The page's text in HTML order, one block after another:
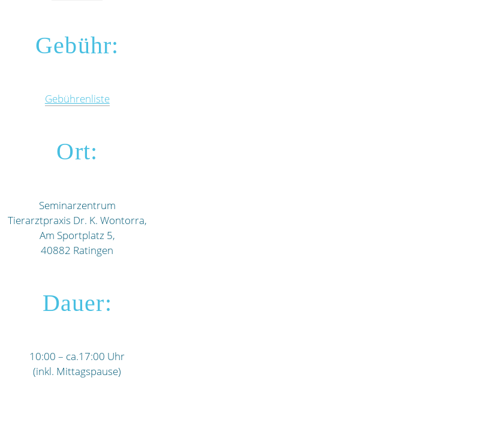
Gebühr:
Gebührenliste
Ort:
Seminarzentrum
Tierarztpraxis Dr. K. Wontorra,
Am Sportplatz 5,
40882 Ratingen
Dauer:
10:00 – ca.17:00 Uhr
(inkl. Mittagspause)